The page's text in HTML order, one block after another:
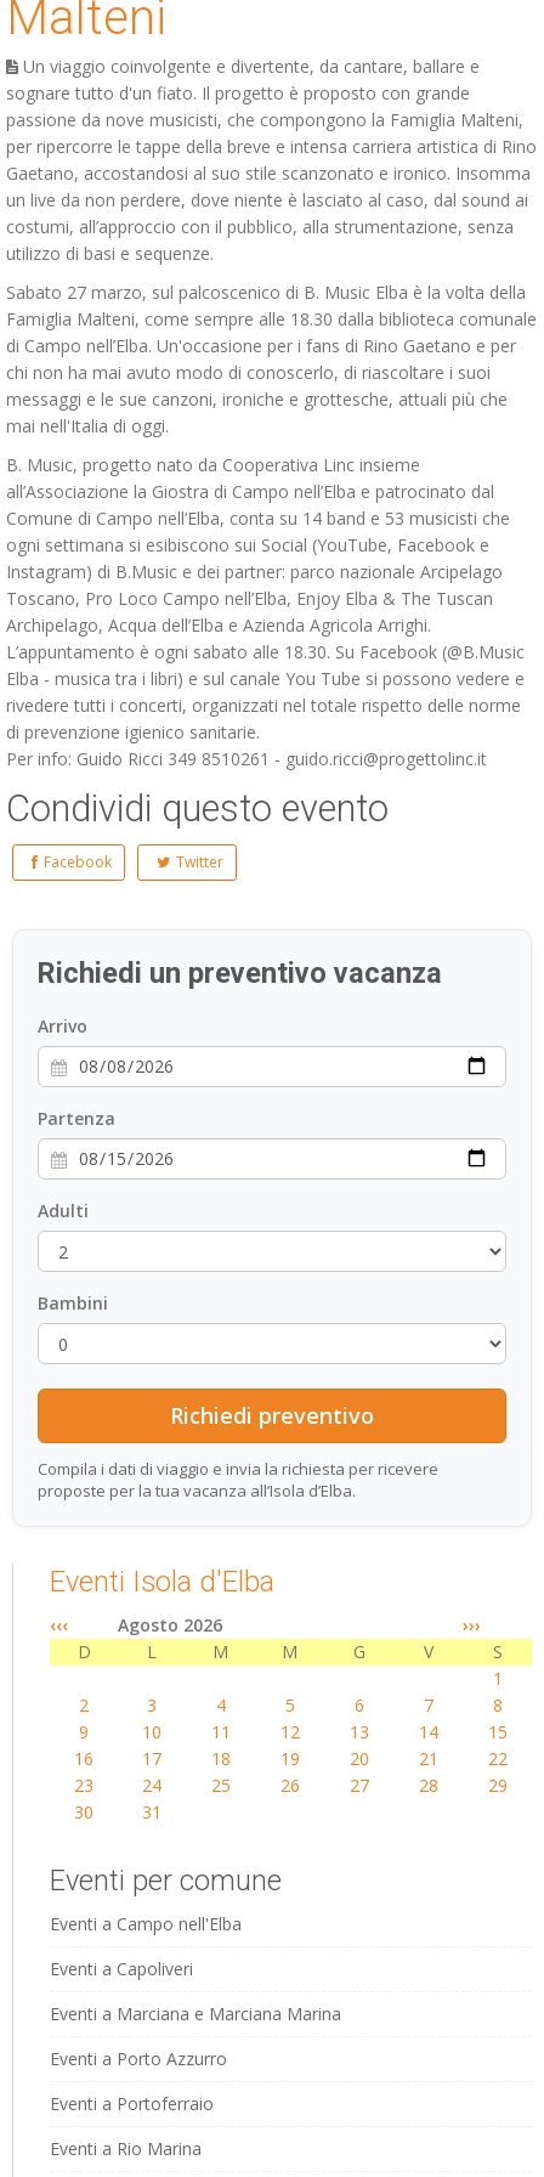
Malteni
Un viaggio coinvolgente e divertente, da cantare, ballare e
sognare tutto d'un fiato. Il progetto è proposto con grande
passione da nove musicisti, che compongono la Famiglia Malteni,
per ripercorre le tappe della breve e intensa carriera artistica di Rino
Gaetano, accostandosi al suo stile scanzonato e ironico. Insomma
un live da non perdere, dove niente è lasciato al caso, dal sound ai
costumi, all’approccio con il pubblico, alla strumentazione, senza
utilizzo di basi e sequenze.
Sabato 27 marzo, sul palcoscenico di B. Music Elba è la volta della
Famiglia Malteni, come sempre alle 18.30 dalla biblioteca comunale
di Campo nell’Elba. Un'occasione per i fans di Rino Gaetano e per
chi non ha mai avuto modo di conoscerlo, di riascoltare i suoi
messaggi e le sue canzoni, ironiche e grottesche, attuali più che
mai nell'Italia di oggi.
B. Music, progetto nato da Cooperativa Linc insieme
all’Associazione la Giostra di Campo nell’Elba e patrocinato dal
Comune di Campo nell’Elba, conta su 14 band e 53 musicisti che
ogni settimana si esibiscono sui Social (YouTube, Facebook e
Instagram) di B.Music e dei partner: parco nazionale Arcipelago
Toscano, Pro Loco Campo nell’Elba, Enjoy Elba & The Tuscan
Archipelago, Acqua dell’Elba e Azienda Agricola Arrighi.
L’appuntamento è ogni sabato alle 18.30. Su Facebook (@B.Music
Elba - musica tra i libri) e sul canale You Tube si possono vedere e
rivedere tutti i concerti, organizzati nel totale rispetto delle norme
di prevenzione igienico sanitarie.
Per info: Guido Ricci 349 8510261 - guido.ricci@progettolinc.it
Condividi questo evento
Facebook Twitter
Richiedi un preventivo vacanza
Arrivo
Partenza
Adulti
Bambini
Compila i dati di viaggio e invia la richiesta per ricevere
proposte per la tua vacanza all’Isola d’Elba.
Eventi Isola d'Elba
‹‹‹ Agosto 2026
›››
D
L M M G V
S
1
2
3 4 5 6 7
8
9
10 11 12 13 14
15
16
17 18 19 20 21
22
23
24 25 26 27 28
29
30
31
Eventi per comune
Eventi a Campo nell'Elba
Eventi a Capoliveri
Eventi a Marciana e Marciana Marina
Eventi a Porto Azzurro
Eventi a Portoferraio
Eventi a Rio Marina